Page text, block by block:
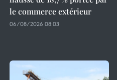
le commerce extérieur
06/08/2026 08:03